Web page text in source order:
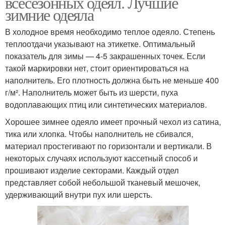
зимние одеяла
В холодное время необходимо теплое одеяло. Степень
теплоотдачи указывают на этикетке. Оптимальный
показатель для зимы — 4-5 закрашенных точек. Если
такой маркировки нет, стоит ориентироваться на
наполнитель. Его плотность должна быть не меньше 400
г/м². Наполнитель может быть из шерсти, пуха
водоплавающих птиц или синтетических материалов.
Хорошее зимнее одеяло имеет прочный чехол из сатина,
тика или хлопка. Чтобы наполнитель не сбивался,
материал простегивают по горизонтали и вертикали. В
некоторых случаях используют кассетный способ и
прошивают изделие секторами. Каждый отдел
представляет собой небольшой тканевый мешочек,
удерживающий внутри пух или шерсть.